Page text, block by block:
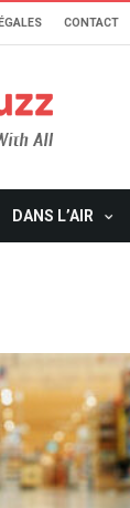
CONTACT
DANS L’AIR